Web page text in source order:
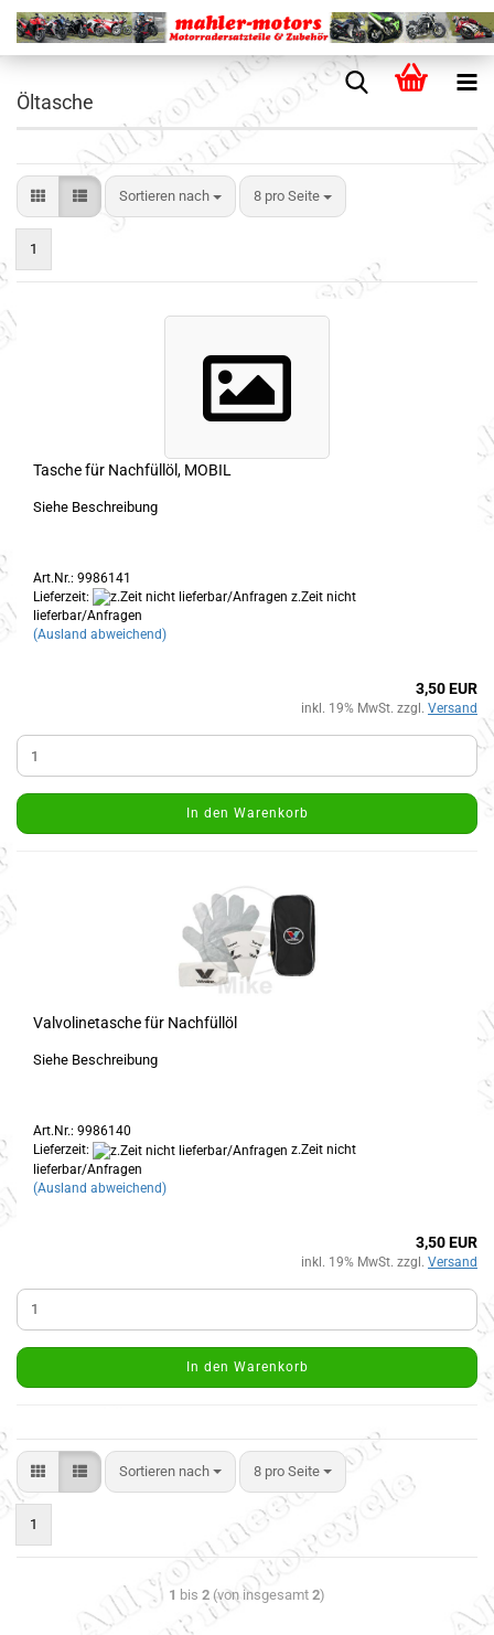
Öltasche
Sortieren nach 8 pro Seite
1
Tasche für Nachfüllöl, MOBIL
Siehe Beschreibung
Art.Nr.: 9986141
Lieferzeit:
z.Zeit nicht
lieferbar/Anfragen
(Ausland abweichend)
3,50 EUR
inkl. 19% MwSt. zzgl. Versand
In den Warenkorb
Valvolinetasche für Nachfüllöl
Siehe Beschreibung
Art.Nr.: 9986140
Lieferzeit:
z.Zeit nicht
lieferbar/Anfragen
(Ausland abweichend)
3,50 EUR
inkl. 19% MwSt. zzgl. Versand
In den Warenkorb
Sortieren nach 8 pro Seite
1
1 bis 2 (von insgesamt 2)